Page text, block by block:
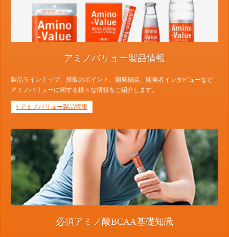
アミノバリュー製品情報
製品ラインナップ、摂取のポイント、開発秘話、開発者インタビューなど
アミノバリューに関する様々な情報をご紹介します。
アミノバリュー製品情報
必須アミノ酸BCAA基礎知識